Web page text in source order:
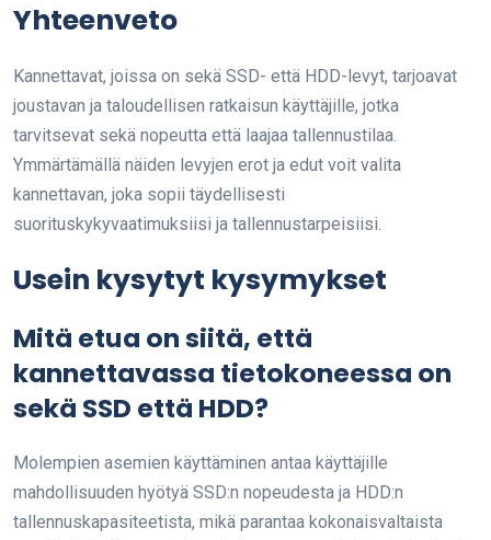
Yhteenveto
Kannettavat, joissa on sekä SSD- että HDD-levyt, tarjoavat
joustavan ja taloudellisen ratkaisun käyttäjille, jotka
tarvitsevat sekä nopeutta että laajaa tallennustilaa.
Ymmärtämällä näiden levyjen erot ja edut voit valita
kannettavan, joka sopii täydellisesti
suorituskykyvaatimuksiisi ja tallennustarpeisiisi.
Usein kysytyt kysymykset
Mitä etua on siitä, että
kannettavassa tietokoneessa on
sekä SSD että HDD?
Molempien asemien käyttäminen antaa käyttäjille
mahdollisuuden hyötyä SSD:n nopeudesta ja HDD:n
tallennuskapasiteetista, mikä parantaa kokonaisvaltaista